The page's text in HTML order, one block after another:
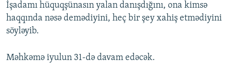
İşadamı hüquqşünasın yalan danışdığını, ona kimsə
haqqında nəsə demədiyini, heç bir şey xahiş etmədiyini
söyləyib.
Məhkəmə iyulun 31-də davam edəcək.